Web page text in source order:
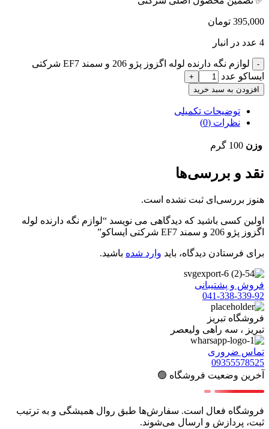
395,000 تومان
4 عدد در انبار
لوازم نگه دارنده لوله اگزوز پژو 206 و سمند EF7 شرکتی
ایساکو عدد
افزودن به سبد خرید
توضیحات تکمیلی
نظرات (0)
وزن 100 گرم
نقد و بررسی‌ها
هنوز بررسی‌ای ثبت نشده است.
اولین کسی باشید که دیدگاهی می نویسد “لوازم نگه دارنده لوله
اگزوز پژو 206 و سمند EF7 شرکتی ایساکو”
برای فرستادن دیدگاه، باید وارد شده باشید.
فروش و پشتیبانی
041-338-339-92
فروشگاه تبریز
تبریز ، سه راهی ولیعصر
تماس ضروری
09355578525
آخرین وضعیت فروشگاه 🟢
فروشگاه فعال است. سفارش‌ها طبق روال همیشگی و به ترتیب
ثبت، پردازش و ارسال می‌شوند.